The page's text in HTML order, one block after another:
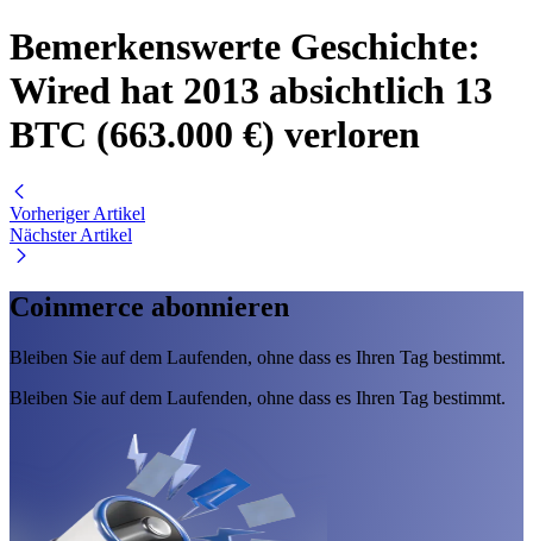
Bemerkenswerte Geschichte:
Wired hat 2013 absichtlich 13
BTC (663.000 €) verloren
Vorheriger Artikel
Nächster Artikel
Coinmerce abonnieren
Bleiben Sie auf dem Laufenden, ohne dass es Ihren Tag bestimmt.
Bleiben Sie auf dem Laufenden, ohne dass es Ihren Tag bestimmt.